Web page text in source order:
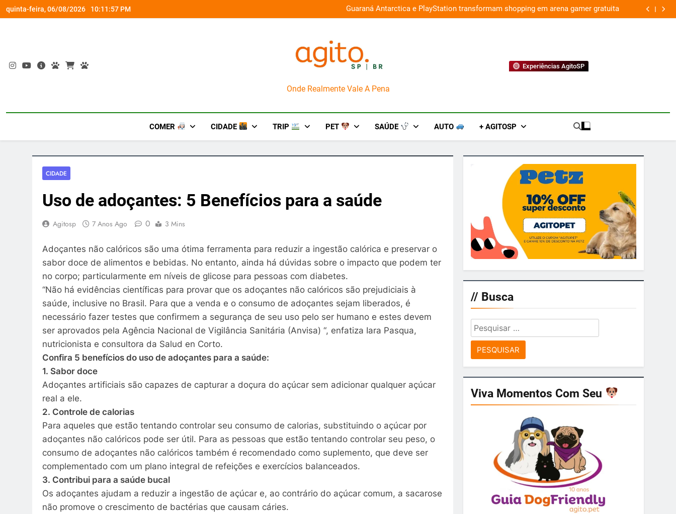
Skip
to
quinta-feira, 06/08/2026 10:11:57 PM
a Nova Orquestra Cobasi participa do GoldeN GatoFest 2026 e oferece descontos de até 50% Guaraná Antarctica e PlayStation transformam shopping em arena gamer gratuita
AgitoSP
Onde Realmente Vale A Pena
Experiências AgitoSP
COMER CIDADE TRIP PET SAÚDE AUTO + AGITOSP
CIDADE
Uso de adoçantes: 5 Benefícios para a saúde
Agitosp 7 Anos Ago 0 3 Mins
Adoçantes não calóricos são uma ótima ferramenta para reduzir a ingestão calórica e preservar o
sabor doce de alimentos e bebidas. No entanto, ainda há dúvidas sobre o impacto que podem ter
no corpo; particularmente em níveis de glicose para pessoas com diabetes.
“Não há evidências científicas para provar que os adoçantes não calóricos são prejudiciais à
saúde, inclusive no Brasil. Para que a venda e o consumo de adoçantes sejam liberados, é
necessário fazer testes que confirmem a segurança de seu uso pelo ser humano e estes devem
ser aprovados pela Agência Nacional de Vigilância Sanitária (Anvisa) “, enfatiza Iara Pasqua,
nutricionista e consultora da Salud en Corto.
Confira 5 benefícios do uso de adoçantes para a saúde:
1. Sabor doce
Adoçantes artificiais são capazes de capturar a doçura do açúcar sem adicionar qualquer açúcar
real a ele.
2. Controle de calorias
Para aqueles que estão tentando controlar seu consumo de calorias, substituindo o açúcar por
adoçantes não calóricos pode ser útil. Para as pessoas que estão tentando controlar seu peso, o
consumo de adoçantes não calóricos também é recomendado como suplemento, que deve ser
complementado com um plano integral de refeições e exercícios balanceados.
3. Contribui para a saúde bucal
Os adoçantes ajudam a reduzir a ingestão de açúcar e, ao contrário do açúcar comum, a sacarose
não promove o crescimento de bactérias que causam cáries.
// Busca
Pesquisar
por:
Viva Momentos Com Seu